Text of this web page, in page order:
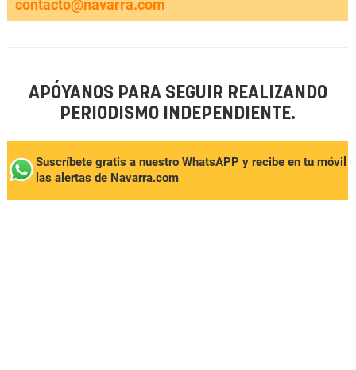
contacto@navarra.com
APÓYANOS PARA SEGUIR REALIZANDO
PERIODISMO INDEPENDIENTE.
Suscríbete gratis a nuestro WhatsAPP y recibe en tu móvil
las alertas de Navarra.com